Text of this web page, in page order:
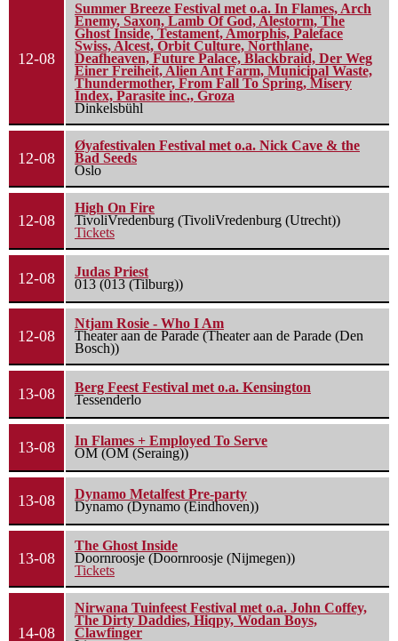
12-08
Summer Breeze Festival met o.a. In Flames, Arch
Enemy, Saxon, Lamb Of God, Alestorm, The
Ghost Inside, Testament, Amorphis, Paleface
Swiss, Alcest, Orbit Culture, Northlane,
Deafheaven, Future Palace, Blackbraid, Der Weg
Einer Freiheit, Alien Ant Farm, Municipal Waste,
Thundermother, From Fall To Spring, Misery
Index, Parasite inc., Groza
Dinkelsbühl
12-08
Øyafestivalen Festival met o.a. Nick Cave & the
Bad Seeds
Oslo
12-08
High On Fire
TivoliVredenburg (TivoliVredenburg (Utrecht))
Tickets
12-08
Judas Priest
013 (013 (Tilburg))
12-08
Ntjam Rosie - Who I Am
Theater aan de Parade (Theater aan de Parade (Den
Bosch))
13-08
Berg Feest Festival met o.a. Kensington
Tessenderlo
13-08
In Flames + Employed To Serve
OM (OM (Seraing))
13-08
Dynamo Metalfest Pre-party
Dynamo (Dynamo (Eindhoven))
13-08
The Ghost Inside
Doornroosje (Doornroosje (Nijmegen))
Tickets
14-08
Nirwana Tuinfeest Festival met o.a. John Coffey,
The Dirty Daddies, Hiqpy, Wodan Boys,
Clawfinger